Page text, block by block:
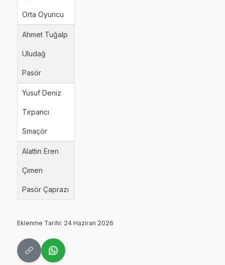
Orta Oyuncu
Ahmet Tuğalp
Uludağ
Pasör
Yusuf Deniz
Tırpancı
Smaçör
Alattin Eren
Çimen
Pasör Çaprazı
Eklenme Tarihi: 24 Haziran 2026